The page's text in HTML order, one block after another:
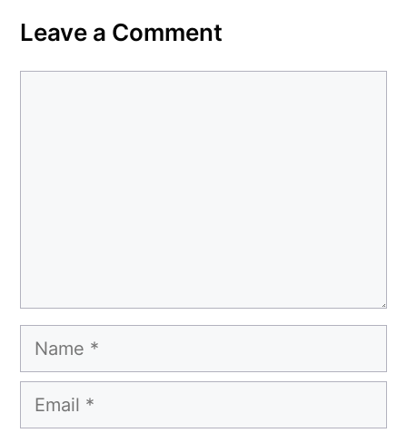
Leave a Comment
Name
Email